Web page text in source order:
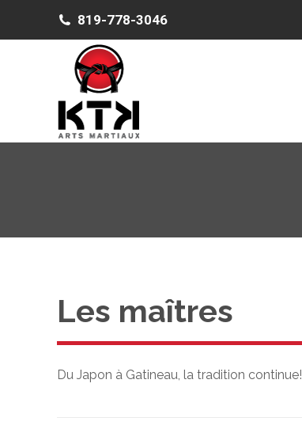
819-778-3046
Les maîtres
Du Japon à Gatineau, la tradition continue!